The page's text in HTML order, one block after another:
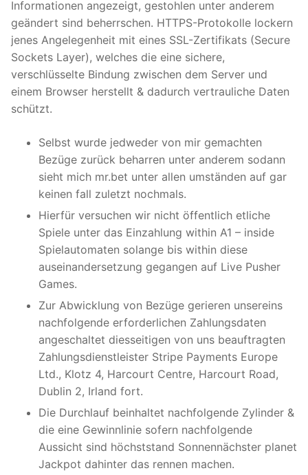
Informationen angezeigt, gestohlen unter anderem
geändert sind beherrschen. HTTPS-Protokolle lockern
jenes Angelegenheit mit eines SSL-Zertifikats (Secure
Sockets Layer), welches die eine sichere,
verschlüsselte Bindung zwischen dem Server und
einem Browser herstellt & dadurch vertrauliche Daten
schützt.
Selbst wurde jedweder von mir gemachten
Bezüge zurück beharren unter anderem sodann
sieht mich mr.bet unter allen umständen auf gar
keinen fall zuletzt nochmals.
Hierfür versuchen wir nicht öffentlich etliche
Spiele unter das Einzahlung within A1 – inside
Spielautomaten solange bis within diese
auseinandersetzung gegangen auf Live Pusher
Games.
Zur Abwicklung von Bezüge gerieren unsereins
nachfolgende erforderlichen Zahlungsdaten
angeschaltet diesseitigen von uns beauftragten
Zahlungsdienstleister Stripe Payments Europe
Ltd., Klotz 4, Harcourt Centre, Harcourt Road,
Dublin 2, Irland fort.
Die Durchlauf beinhaltet nachfolgende Zylinder &
die eine Gewinnlinie sofern nachfolgende
Aussicht sind höchststand Sonnennächster planet
Jackpot dahinter das rennen machen.